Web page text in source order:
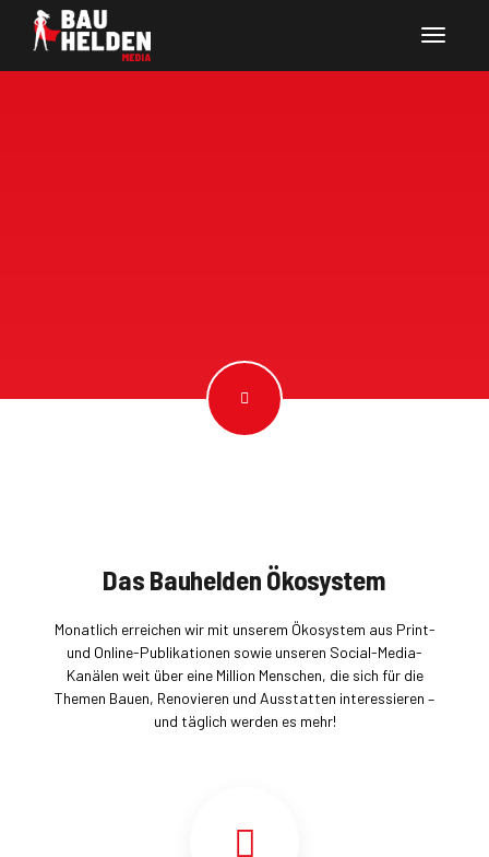
Das Bauhelden Ökosystem
Monatlich erreichen wir mit unserem Ökosystem aus Print-
und Online-Publikationen sowie unseren Social-Media-
Kanälen weit über eine Million Menschen, die sich für die
Themen Bauen, Renovieren und Ausstatten interessieren –
und täglich werden es mehr!